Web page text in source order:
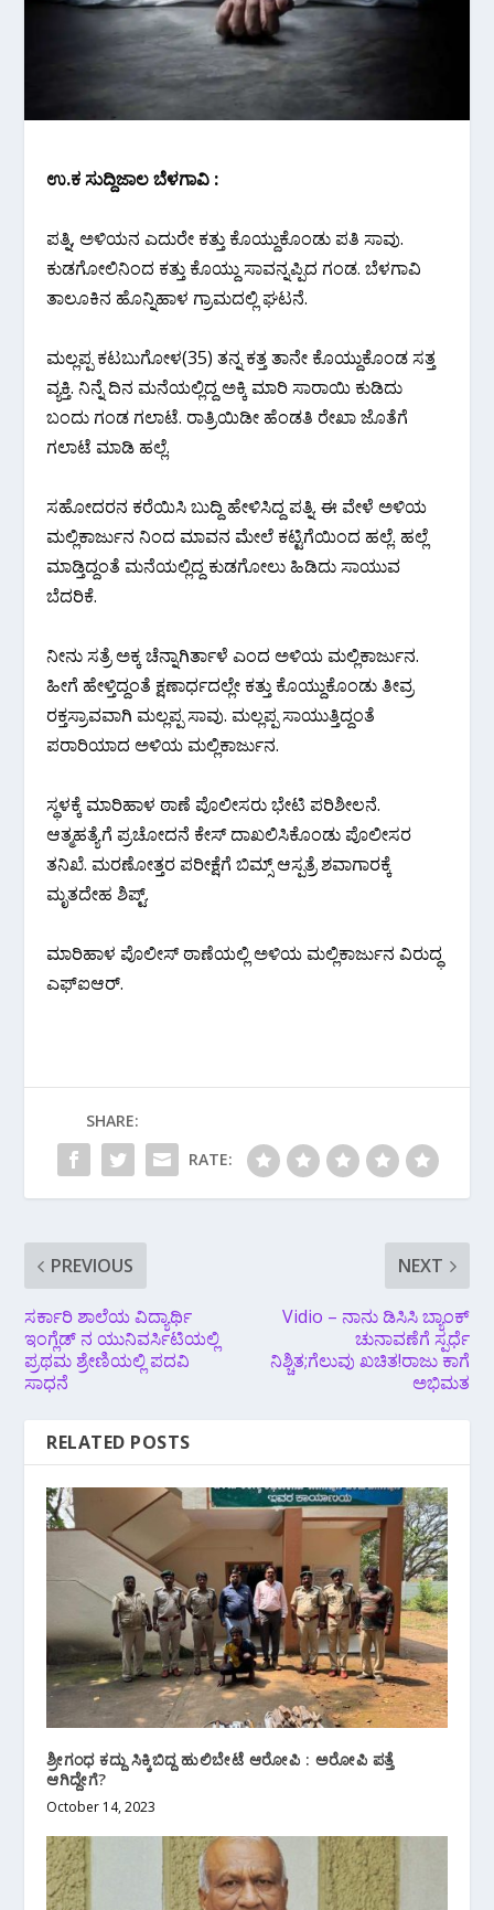
ಉ.ಕ ಸುದ್ದಿಜಾಲ ಬೆಳಗಾವಿ :
ಪತ್ನಿ, ಅಳಿಯನ ಎದುರೇ ಕತ್ತು ಕೊಯ್ದುಕೊಂಡು ಪತಿ ಸಾವು.
ಕುಡಗೋಲಿನಿಂದ ಕತ್ತು ಕೊಯ್ದು ಸಾವನ್ನಪ್ಪಿದ ಗಂಡ. ಬೆಳಗಾವಿ
ತಾಲೂಕಿನ ಹೊನ್ನಿಹಾಳ ಗ್ರಾಮದಲ್ಲಿ ಘಟನೆ.
ಮಲ್ಲಪ್ಪ ಕಟಬುಗೋಳ(35) ತನ್ನ ಕತ್ತ ತಾನೇ ಕೊಯ್ದುಕೊಂಡ ಸತ್ತ
ವ್ಯಕ್ತಿ. ನಿನ್ನೆ ದಿನ ಮನೆಯಲ್ಲಿದ್ದ ಅಕ್ಕಿ ಮಾರಿ ಸಾರಾಯಿ ಕುಡಿದು
ಬಂದು ಗಂಡ ಗಲಾಟೆ. ರಾತ್ರಿಯಿಡೀ ಹೆಂಡತಿ ರೇಖಾ ಜೊತೆಗೆ
ಗಲಾಟೆ ಮಾಡಿ ಹಲ್ಲೆ.
ಸಹೋದರನ ಕರೆಯಿಸಿ ಬುದ್ದಿ ಹೇಳಿಸಿದ್ದ ಪತ್ನಿ. ಈ ವೇಳೆ ಅಳಿಯ
ಮಲ್ಲಿಕಾರ್ಜುನ ನಿಂದ ಮಾವನ ಮೇಲೆ ಕಟ್ಟಿಗೆಯಿಂದ ಹಲ್ಲೆ. ಹಲ್ಲೆ
ಮಾಡ್ತಿದ್ದಂತೆ ಮನೆಯಲ್ಲಿದ್ದ ಕುಡಗೋಲು ಹಿಡಿದು ಸಾಯುವ
ಬೆದರಿಕೆ.
ನೀನು ಸತ್ರೆ ಅಕ್ಕ ಚೆನ್ನಾಗಿರ್ತಾಳೆ ಎಂದ ಅಳಿಯ ಮಲ್ಲಿಕಾರ್ಜುನ.
ಹೀಗೆ ಹೇಳ್ತಿದ್ದಂತೆ ಕ್ಷಣಾರ್ಧದಲ್ಲೇ ಕತ್ತು ಕೊಯ್ದುಕೊಂಡು ತೀವ್ರ
ರಕ್ತಸ್ರಾವವಾಗಿ ಮಲ್ಲಪ್ಪ ಸಾವು. ಮಲ್ಲಪ್ಪ ಸಾಯುತ್ತಿದ್ದಂತೆ
ಪರಾರಿಯಾದ ಅಳಿಯ ಮಲ್ಲಿಕಾರ್ಜುನ.
ಸ್ಥಳಕ್ಕೆ ಮಾರಿಹಾಳ ಠಾಣೆ ಪೊಲೀಸರು ಭೇಟಿ ಪರಿಶೀಲನೆ.
ಆತ್ಮಹತ್ಯೆಗೆ ಪ್ರಚೋದನೆ ಕೇಸ್ ದಾಖಲಿಸಿಕೊಂಡು ಪೊಲೀಸರ
ತನಿಖೆ. ಮರಣೋತ್ತರ ಪರೀಕ್ಷೆಗೆ ಬಿಮ್ಸ್ ಆಸ್ಪತ್ರೆ ಶವಾಗಾರಕ್ಕೆ
ಮೃತದೇಹ ಶಿಪ್ಟ್.
ಮಾರಿಹಾಳ ಪೊಲೀಸ್ ಠಾಣೆಯಲ್ಲಿ ಅಳಿಯ ಮಲ್ಲಿಕಾರ್ಜುನ ವಿರುದ್ಧ
ಎಫ್‌ಐಆರ್.
SHARE:
RATE:
PREVIOUS
ಸರ್ಕಾರಿ ಶಾಲೆಯ ವಿದ್ಯಾರ್ಥಿ
ಇಂಗ್ಲೆಡ್ ನ ಯುನಿವರ್ಸಿಟಿಯಲ್ಲಿ
ಪ್ರಥಮ ಶ್ರೇಣಿಯಲ್ಲಿ ಪದವಿ
ಸಾಧನೆ
NEXT
Vidio – ನಾನು ಡಿಸಿಸಿ ಬ್ಯಾಂಕ್
ಚುನಾವಣೆಗೆ ಸ್ಪರ್ಧೆ
ನಿಶ್ಚಿತ;ಗೆಲುವು ಖಚಿತ!ರಾಜು ಕಾಗೆ
ಅಭಿಮತ
RELATED POSTS
ಶ್ರೀಗಂಧ ಕದ್ದು ಸಿಕ್ಕಿಬಿದ್ದ ಹುಲಿಬೇಟೆ ಆರೋಪಿ : ಅರೋಪಿ ಪತ್ತೆ
ಆಗಿದ್ದೇಗೆ?
October 14, 2023